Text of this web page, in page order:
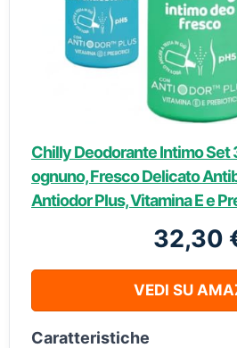
Chilly Deodorante Intimo Set
ognuno, Fresco Delicato
Antiodor Plus, Vitamina E e
32,30
VEDI SU
Caratteristiche